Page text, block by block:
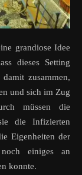
grandiose Idee
dieses Setting
zusammen,
und sich im Zug
müssen die
die Infizierten
Eigenheiten der
einiges an
konnte.